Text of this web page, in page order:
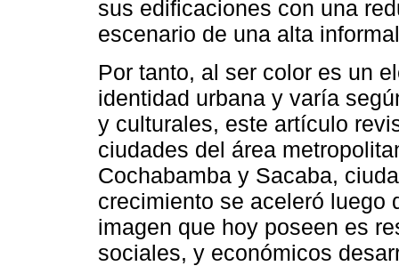
sus edificaciones con una
escenario de una alta
Por tanto, al ser color es un
identidad urbana y varía
y culturales, este artículo
ciudades del área
Cochabamba y Sacaba,
crecimiento se aceleró luego
imagen que hoy poseen es
sociales, y económicos